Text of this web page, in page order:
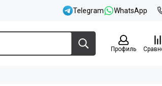
Telegram WhatsApp
Профиль